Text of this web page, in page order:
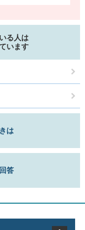
る人は
います
は
答